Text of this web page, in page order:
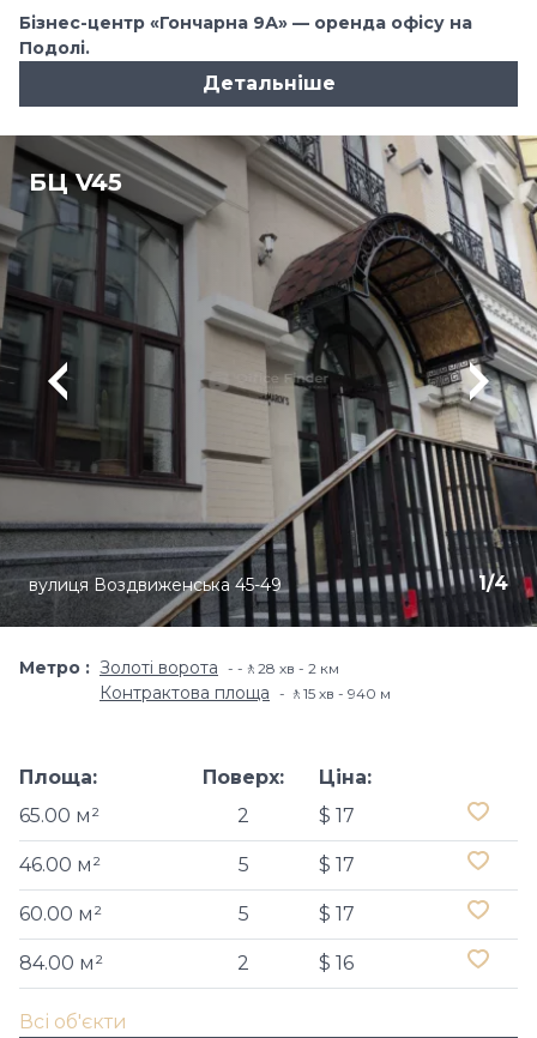
Бізнес-центр «Гончарна 9А» — оренда офісу на
Подолі.
Детальніше
БЦ V45
1/4
вулиця Воздвиженська 45-49
Метро Золоті ворота -🚶28 хв - 2 км
Контрактова площа 🚶15 хв​ - 940 м
Площа:
65.00 м²
Поверх:
2
Ціна:
$ 17
46.00 м² 5 $ 17
60.00 м² 5 $ 17
84.00 м² 2 $ 16
Всі об'єкти